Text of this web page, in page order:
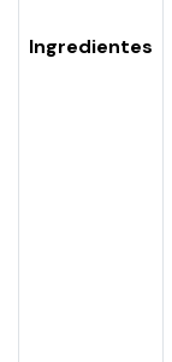
Ingredientes